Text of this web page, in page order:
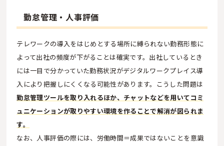
勤怠管理・人事評価
テレワークの導入をはじめとする場所に縛られない勤務形態に
よって出社の頻度が下がることは確実です。出社しているとき
には一目で分かっていた勤務状況がデジタルワークプレイス導
入により把握しにくくなる可能性があります。こうした問題は
勤怠管理ツールを取り入れるほか、チャットなどを用いてコミ
ュニケーションが取りやすい環境を作ることで解消が図られま
す。
なお、人事評価の際には、労働時間＝成果ではないことを意識